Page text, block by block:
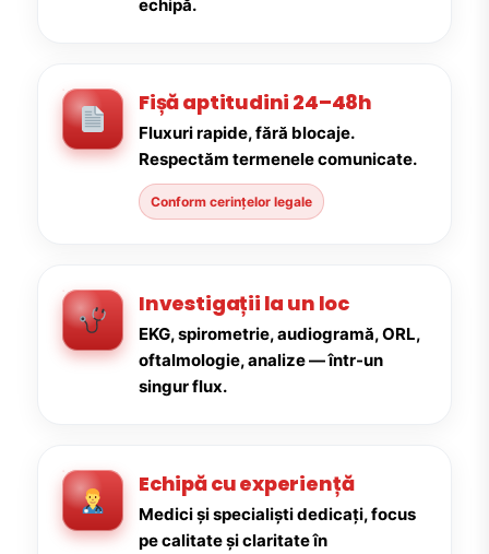
echipă.
Fișă aptitudini 24–48h
Fluxuri rapide, fără blocaje.
Respectăm termenele comunicate.
Conform cerințelor legale
Investigații la un loc
EKG, spirometrie, audiogramă, ORL,
oftalmologie, analize — într-un
singur flux.
Echipă cu experiență
Medici și specialiști dedicați, focus
pe calitate și claritate în